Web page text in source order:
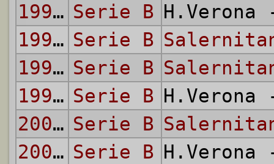
1995/96 Serie B
1995/96 Serie B
1997/98 Serie B
1997/98 Serie B
2002/03 Serie B
2002/03 Serie B